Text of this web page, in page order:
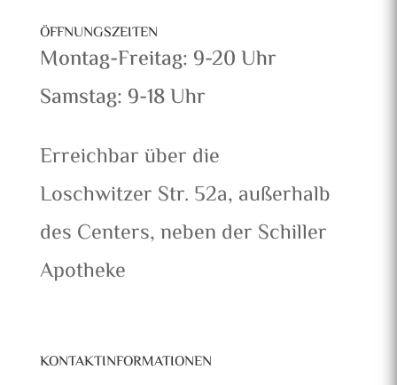
ÖFFNUNGSZEITEN
Montag-Freitag: 9-20 Uhr
Samstag: 9-18 Uhr
Erreichbar über die
Loschwitzer Str. 52a, außerhalb
des Centers, neben der Schiller
Apotheke
KONTAKTINFORMATIONEN